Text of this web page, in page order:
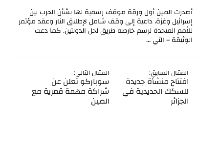
أصدرت الصين أول ورقة موقف رسمية لها بشأن الحرب بين
إسرائيل وغزة، داعية إلى وقف شامل لإطلاق النار وعقد مؤتمر
للأمم المتحدة لرسم خارطة طريق لحل الدولتين. كما دعت
الوثيقة – التي ...
المقال السابق:
افتتاح منشأة جديدة
للسكك الحديدية في
الجزائر
المقال التالي:
سوباركو تعلن عن
شراكة مهمة قمرية مع
الصين